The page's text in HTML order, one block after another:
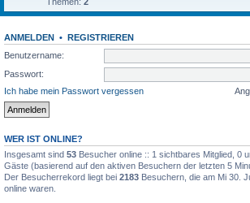
ANMELDEN • REGISTRIEREN
Benutzername:
Passwort:
Ich habe mein Passwort vergessen
WER IST ONLINE?
Insgesamt sind 53 Besucher online :: 1 sichtbares Mitglied, 0
Gäste (basierend auf den aktiven Besuchern der letzten 5
Der Besucherrekord liegt bei 2183 Besuchern, die am Mi 30.
online waren.